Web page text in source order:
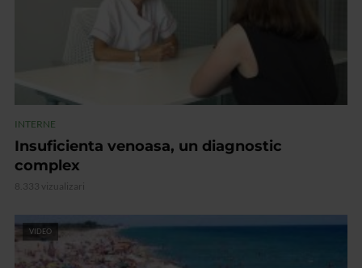
INTERNE
Insuficienta venoasa, un diagnostic
complex
8.333 vizualizari
VIDEO